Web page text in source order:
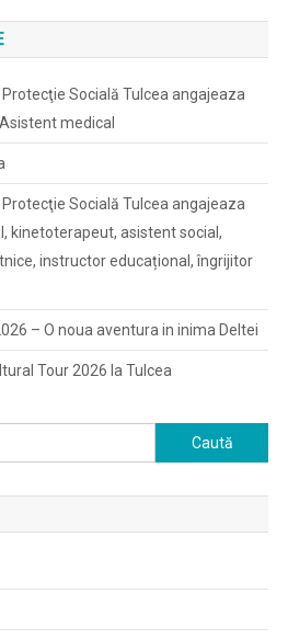
Socială Tulcea angajeaza
medical
Socială Tulcea angajeaza
kinetoterapeut, asistent social,
instructor educațional, îngrijitor
– O noua aventura in inima Deltei
Tour 2026 la Tulcea
Caută
după: